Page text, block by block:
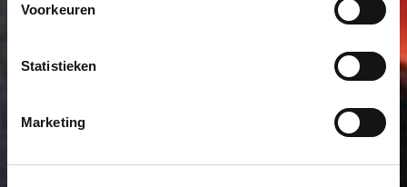
Voorkeuren
Statistieken
Marketing